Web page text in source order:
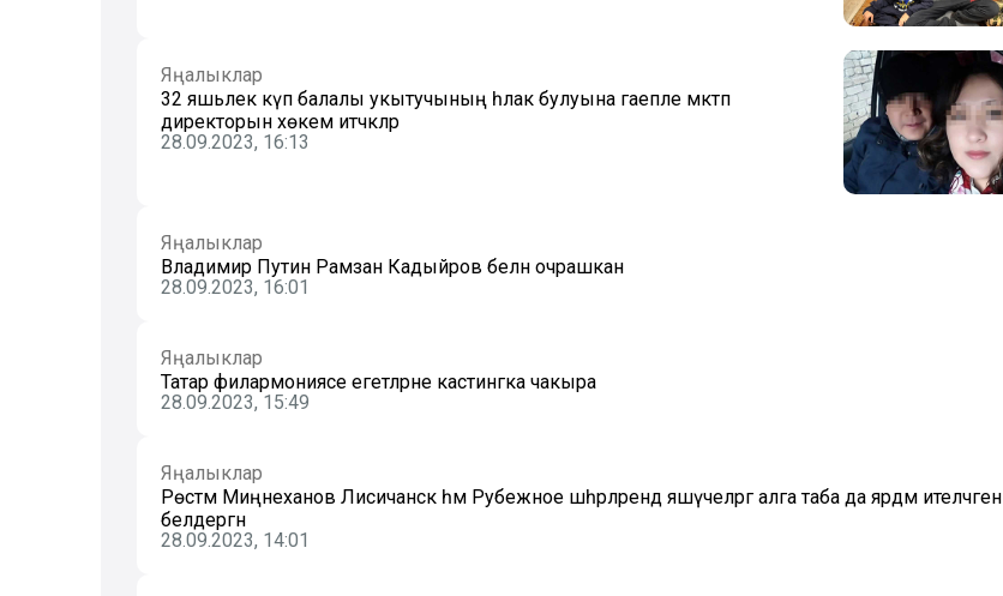
Яңалыклар
32 яшьлек күп балалы укытучының һәлак булуына гаепле мәктәп
директорын хөкем итәчәкләр
28.09.2023, 16:13
Яңалыклар
Владимир Путин Рамзан Кадыйров белән очрашкан
28.09.2023, 16:01
Яңалыклар
Татар филармониясе егетләрне кастингка чакыра
28.09.2023, 15:49
Яңалыклар
Рөстәм Миңнеханов Лисичанск һәм Рубежное шәһәрләрендә яшәүчеләргә алга таба да ярдәм ителәчәген
белдергән
28.09.2023, 14:01